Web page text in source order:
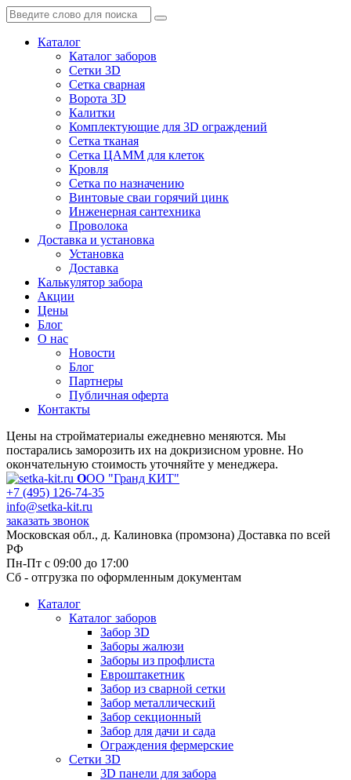
Каталог
Каталог заборов
Сетки 3D
Сетка сварная
Ворота 3D
Калитки
Комплектующие для 3D ограждений
Сетка тканая
Сетка ЦАММ для клеток
Кровля
Сетка по назначению
Винтовые сваи горячий цинк
Инженерная сантехника
Проволока
Доставка и установка
Установка
Доставка
Калькулятор забора
Акции
Цены
Блог
О нас
Новости
Блог
Партнеры
Публичная оферта
Контакты
Цены на стройматериалы ежедневно меняются. Мы
постарались заморозить их на докризисном уровне. Но
окончательную стоимость уточняйте у менеджера.
ООО "Гранд КИТ"
+7 (495) 126-74-35
info@setka-kit.ru
заказать звонок
Московская обл., д. Калиновка (промзона) Доставка по всей
РФ
Пн-Пт с 09:00 до 17:00
Сб - отгрузка по оформленным документам
Каталог
Каталог заборов
Забор 3D
Заборы жалюзи
Заборы из профлиста
Евроштакетник
Забор из сварной сетки
Забор металлический
Забор секционный
Забор для дачи и сада
Ограждения фермерские
Сетки 3D
3D панели для забора